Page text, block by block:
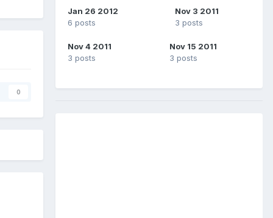
0
Jan 26 2012
6 posts
Nov 3 2011
3 posts
Nov 4 2011
3 posts
Nov 15 2011
3 posts